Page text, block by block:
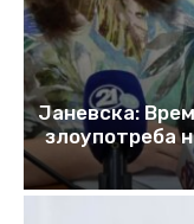
Јаневска:
злоупотреба